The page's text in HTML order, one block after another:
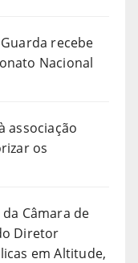
recebe
Nacional
associação
os
Câmara de
Diretor
em Altitude,